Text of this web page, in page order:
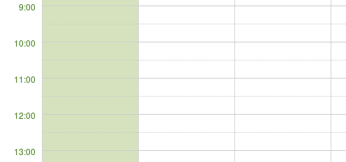
9:00
10:00
11:00
12:00
13:00